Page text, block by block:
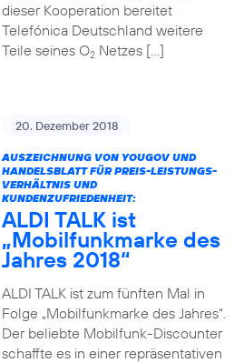
dieser Kooperation bereitet
Telefónica Deutschland weitere
Teile seines O2Netzes […]
20. Dezember 2018
AUSZEICHNUNG VON YOUGOV UND
HANDELSBLATT FÜR PREIS-LEISTUNGS-
VERHÄLTNIS UND
KUNDENZUFRIEDENHEIT:
ALDI TALK ist
„Mobilfunkmarke des
Jahres 2018“
ALDI TALK ist zum fünften Mal in
Folge „Mobilfunkmarke des Jahres“.
Der beliebte Mobilfunk-Discounter
schaffte es in einer repräsentativen